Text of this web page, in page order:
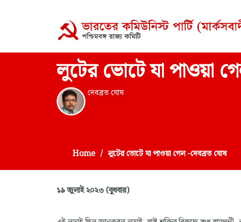
লুটের ভোটে যা পাওয়া
দেবব্রত ঘোষ
Home লুটের ভোটে যা পাওয়া গেল -দেবব্রত ঘোষ
১৯ জুলাই ২০২৩ (বুধবার)